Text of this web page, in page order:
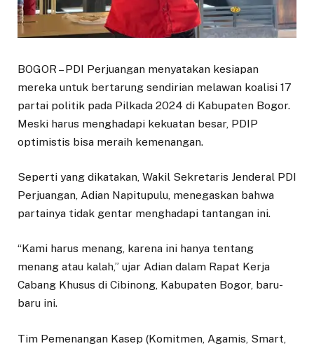
BOGOR – PDI Perjuangan menyatakan kesiapan
mereka untuk bertarung sendirian melawan koalisi 17
partai politik pada Pilkada 2024 di Kabupaten Bogor.
Meski harus menghadapi kekuatan besar, PDIP
optimistis bisa meraih kemenangan.
Seperti yang dikatakan, Wakil Sekretaris Jenderal PDI
Perjuangan, Adian Napitupulu, menegaskan bahwa
partainya tidak gentar menghadapi tantangan ini.
“Kami harus menang, karena ini hanya tentang
menang atau kalah,” ujar Adian dalam Rapat Kerja
Cabang Khusus di Cibinong, Kabupaten Bogor, baru-
baru ini.
Tim Pemenangan Kasep (Komitmen, Agamis, Smart,